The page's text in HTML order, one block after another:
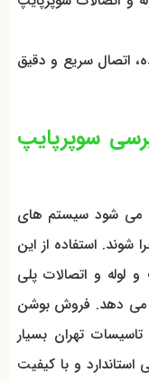
اتصال سریع و دقیق
بوشن 5 لایه پرسی سوپرپایپ
باعث می شود سیستم‌ های
شوند. استفاده از این
لوله و اتصالات پلی
می دهد. فروش بوشن
تاسیسات تهران بسیار
استاندارد و با کیفیت